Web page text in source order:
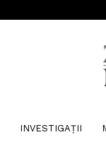
INVESTIGAȚII